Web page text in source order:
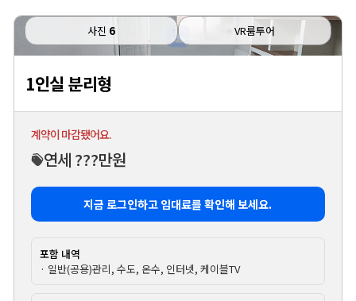
사진 6 VR룸투어
1인실 분리형
계약이 마감됐어요.
연세 ???만원
지금 로그인하고 임대료를 확인해 보세요.
포함 내역
· 일반(공용)관리, 수도, 온수, 인터넷, 케이블TV